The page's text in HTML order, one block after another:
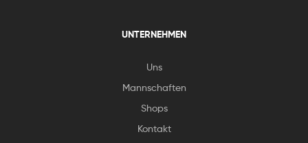
UNTERNEHMEN
Uns
Mannschaften
Shops
Kontakt